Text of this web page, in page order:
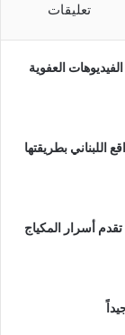
تعليقات
العفوية
بطريقتها
أسرار المكياج